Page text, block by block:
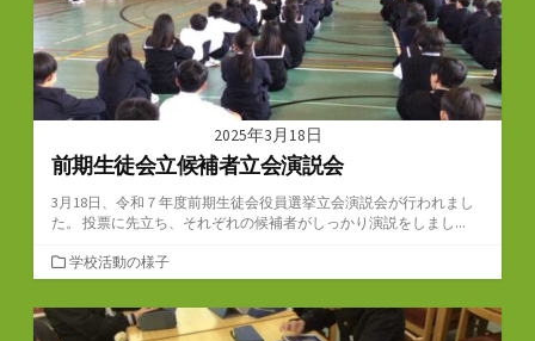
2025年3月18日
前期生徒会立候補者立会演説会
3月18日、令和７年度前期生徒会役員選挙立会演説会が行われまし
た。 投票に先立ち、それぞれの候補者がしっかり演説をしまし...
カ
テ
ゴ
学校活動の様子